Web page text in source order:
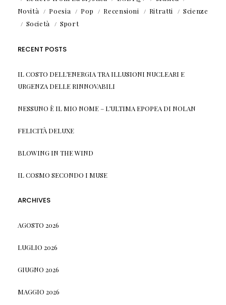
Novità
Poesia Pop Recensioni Ritratti
Scienze
Società
Sport
RECENT POSTS
IL COSTO DELL’ENERGIA TRA ILLUSIONI NUCLEARI E
URGENZA DELLE RINNOVABILI
NESSUNO È IL MIO NOME – L’ULTIMA EPOPEA DI NOLAN
FELICITÀ DELUXE
BLOWING IN THE WIND
IL COSMO SECONDO I MUSE
ARCHIVES
AGOSTO 2026
LUGLIO 2026
GIUGNO 2026
MAGGIO 2026